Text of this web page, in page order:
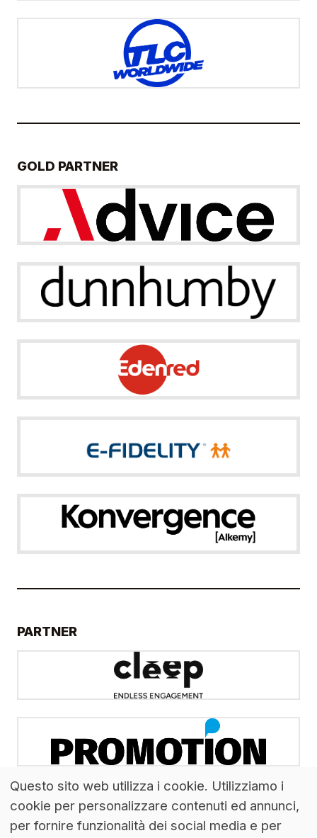
GOLD PARTNER
PARTNER
Questo sito web utilizza i cookie. Utilizziamo i
cookie per personalizzare contenuti ed annunci,
per fornire funzionalità dei social media e per